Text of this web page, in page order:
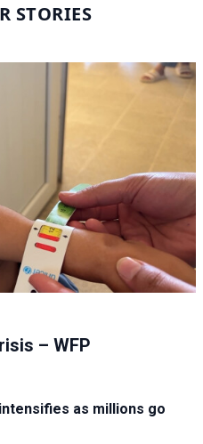
STORIES
– WFP
as millions go